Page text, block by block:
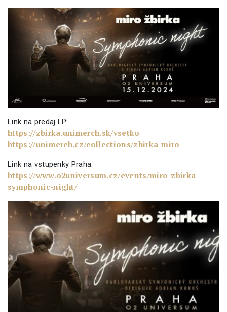
Link na predaj LP:
https://zbirka.unimerch.sk/vsetko
https://unimerch.cz/collections/zbirka-miro
Link na vstupenky Praha:
https://www.o2universum.cz/events/miro-zbirka-
symphonic-night/